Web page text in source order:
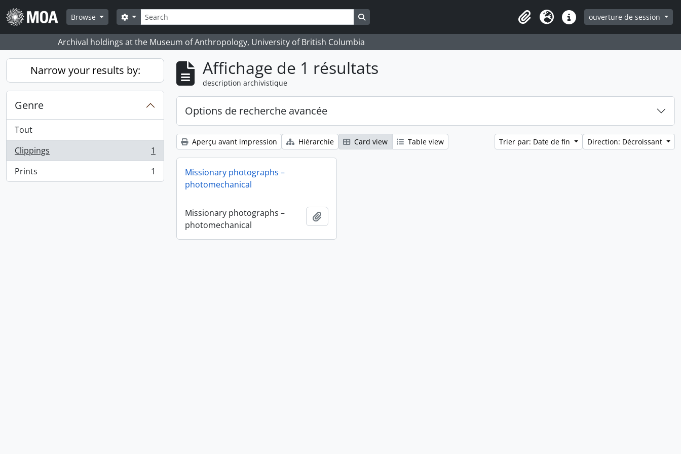
Skip to main content
Browse
Rechercher
Search options Search in browse page
ClipboardLangueLiens rapidesouverture de session
Archival holdings at the Museum of Anthropology, University of British Columbia
Narrow your results by:
Genre
Tout
Clippings
, 1 résultats
1
Prints
, 1 résultats 1
Affichage de 1 résultats
description archivistique
Options de recherche avancée
Aperçu avant impression Hiérarchie Card view Table view Trier par: Date de fin Direction: Décroissant
Missionary photographs –
photomechanical
Missionary photographs –
photomechanical